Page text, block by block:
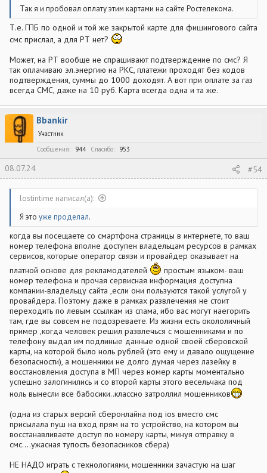
Так я и пробовал оплату этим картами на сайте Ростелекома.
Т.е. ГПБ по одной и той же закрытой карте для фишингового сайта
смс прислал, а для РТ нет?
Может, на РТ вообще не спрашивают подтверждение по смс? Я
так оплачиваю эл.энергию на РКС, платежи проходят без кодов
подтверждения, суммы до 1000 доходят. А вот при оплате за газ
всегда СМС, даже на 10 руб. Карта всегда одна и та же.
Bbankir
Участник
Сообщения
944 Спасибо 953
08.07.24 #54
lostintime написал(а):
Я это уже проделал.
когда вы посещаете со смартфона страницы в интернете, то ваш
номер телефона вполне доступен владельцам ресурсов в рамках
сервисов, которые оператор связи и провайдер оказывает на
платной основе для рекламодателей
простым языком- ваш
номер телефона и прочая сервисная информация доступна
компании-владельцу сайта ,если они пользуются такой услугой у
провайдера. Поэтому даже в рамках развлечения не стоит
переходить по левым ссылкам из спама, ибо вас могут наегорить
там, где вы совсем не подозреваете. Из жизни есть окололичный
пример ,когда человек решил развлечься с мошенниками и по
телефону выдал им подлиные данные одной своей сберовской
карты, на которой было ноль рублей (это ему и давало ощущение
безопасности), а мошенники не долго думая через лазейку в
восстановления доступа в МП через номер карты моментально
успешно залогинились и со второй карты этого весельчака под
ноль вынесли все бабосики..классно затроллил мошенников
(одна из старых версий сберонлайна под ios вместо смс
присылала пуш на вход прям на то устройство, на котором вы
восстанавливаете доступ по номеру карты, минуя отправку в
смс....ужасная тупость безопасников сбера)
НЕ НАДО играть с технологиями, мошенники зачастую на шаг